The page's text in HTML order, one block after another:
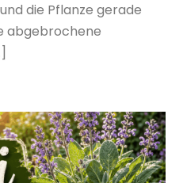
die Pflanze gerade
abgebrochene